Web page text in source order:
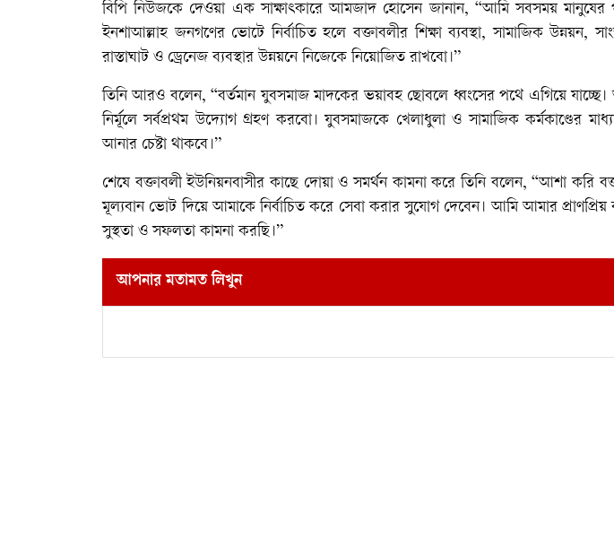
বিপি নিউজকে দেওয়া এক সাক্ষাৎকারে আমজাদ হোসেন জানান, “আমি সবসময় মানুষের
ইনশাআল্লাহ জনগণের ভোটে নির্বাচিত হলে বক্তাবলীর শিক্ষা ব্যবস্থা, সামাজিক উন্নয়ন,
রাস্তাঘাট ও ড্রেনেজ ব্যবস্থার উন্নয়নে নিজেকে নিয়োজিত রাখবো।”
তিনি আরও বলেন, “বর্তমান যুবসমাজ মাদকের ভয়াবহ ছোবলে ধ্বংসের পথে এগিয়ে
নির্মূলে সর্বপ্রথম উদ্যোগ গ্রহণ করবো। যুবসমাজকে খেলাধুলা ও সামাজিক কর্মকাণ্ডের
আনার চেষ্টা থাকবে।”
শেষে বক্তাবলী ইউনিয়নবাসীর কাছে দোয়া ও সমর্থন কামনা করে তিনি বলেন, “আশা করি
মূল্যবান ভোট দিয়ে আমাকে নির্বাচিত করে সেবা করার সুযোগ দেবেন। আমি আমার প্রাণপ্রিয়
সুস্থতা ও সফলতা কামনা করছি।”
আপনার মতামত লিখুন